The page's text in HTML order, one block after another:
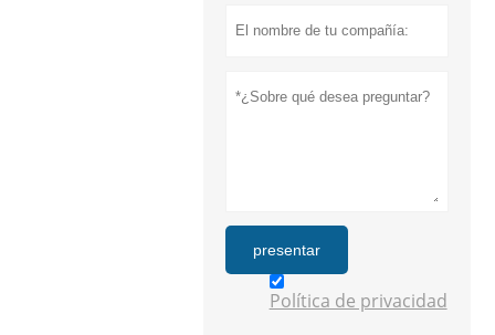
presentar
Política de privacidad